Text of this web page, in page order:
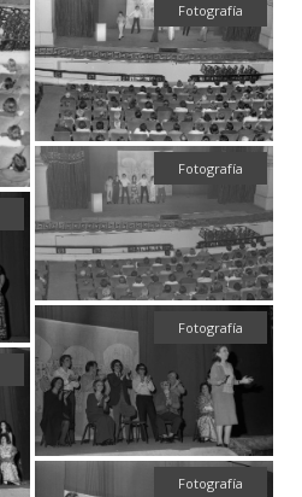
Fotografía
Fotografía
Fotografía
Fotografía